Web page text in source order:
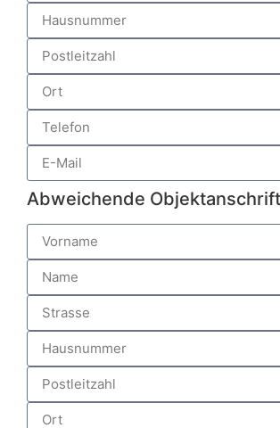
Abweichende Objektanschrift